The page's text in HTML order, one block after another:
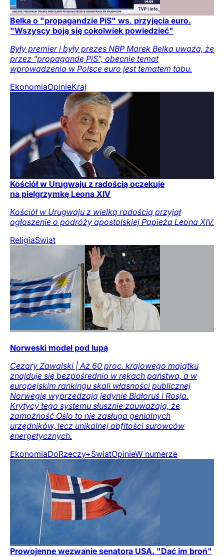
Belka o "propagandzie PiS" ws. przyjęcia euro.
"Wszyscy boją się cokolwiek powiedzieć"
Były premier i były prezes NBP Marek Belka uważa, że
przez "propagandę PiS", obecnie temat
wprowadzenia w Polsce euro jest tematem tabu.
EkonomiaOpinieKraj
Kościół w Urugwaju z radością oczekuje
na pielgrzymkę Leona XIV
Kościół w Urugwaju z wielką radością przyjął
ogłoszenie o podróży apostolskiej Papieża Leona XIV.
ReligiaŚwiat
Norweski model pod lupą
Cezary Zawalski | Aż 60 proc. krajowego majątku
znajduje się bezpośrednio w rękach państwa, a w
europejskim rankingu skali własności publicznej
Norwegię wyprzedzają jedynie Białoruś i Rosja.
Krytycy tego systemu słusznie zauważają, że
zamożność Oslo to nie zasługa genialnych
urzędników, lecz unikalnej obfitości surowców
energetycznych.
EkonomiaDoRzeczy+ŚwiatOpinieW numerze
Prowojenne wezwanie senatora USA. "Dać im broń"